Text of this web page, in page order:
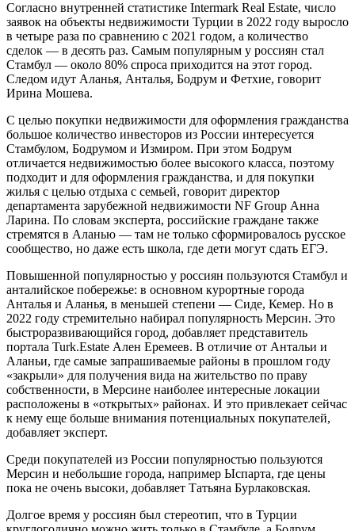
Cогласно внутренней статистике Intermark Real Estate, число
заявок на объекты недвижимости Турции в 2022 году выросло
в четыре раза по сравнению с 2021 годом, а количество
сделок — в десять раз. Самым популярным у россиян стал
Стамбул — около 80% спроса приходится на этот город.
Следом идут Аланья, Анталья, Бодрум и Фетхие, говорит
Ирина Мошева.
С целью покупки недвижимости для оформления гражданства
большое количество инвесторов из России интересуется
Стамбулом, Бодрумом и Измиром. При этом Бодрум
отличается недвижимостью более высокого класса, поэтому
подходит и для оформления гражданства, и для покупки
жилья с целью отдыха с семьей, говорит директор
департамента зарубежной недвижимости NF Group Анна
Ларина. По словам эксперта, российские граждане также
стремятся в Аланью — там не только сформировалось русское
сообщество, но даже есть школа, где дети могут сдать ЕГЭ.
Повышенной популярностью у россиян пользуются Стамбул и
анталийское побережье: в основном курортные города
Анталья и Аланья, в меньшей степени — Сиде, Кемер. Но в
2022 году стремительно набирал популярность Мерсин. Это
быстроразвивающийся город, добавляет представитель
портала Turk.Estate Ален Еремеев. В отличие от Антальи и
Аланьи, где самые запрашиваемые районы в прошлом году
«закрыли» для получения вида на жительство по праву
собственности, в Мерсине наиболее интересные локации
расположены в «открытых» районах. И это привлекает сейчас
к нему еще больше внимания потенциальных покупателей,
добавляет эксперт.
Среди покупателей из России популярностью пользуются
Мерсин и небольшие города, например Ыспарта, где цены
пока не очень высоки, добавляет Татьяна Бурлаковская.
Долгое время у россиян был стереотип, что в Турции